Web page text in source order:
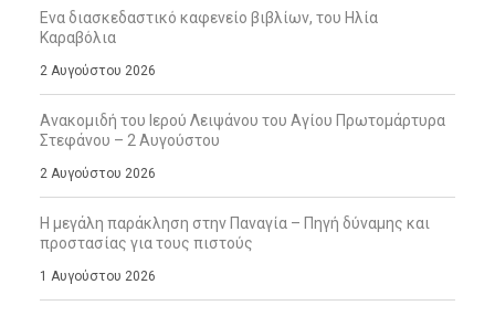
Ενα διασκεδαστικό καφενείο βιβλίων, του Ηλία
Καραβόλια
2 Αυγούστου 2026
Ανακομιδή του Ιερού Λειψάνου του Αγίου Πρωτομάρτυρα
Στεφάνου – 2 Αυγούστου
2 Αυγούστου 2026
Η μεγάλη παράκληση στην Παναγία – Πηγή δύναμης και
προστασίας για τους πιστούς
1 Αυγούστου 2026